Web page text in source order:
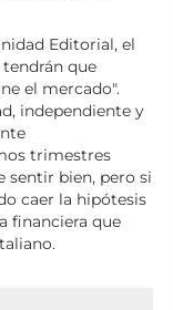
Editorial, el
tendrán que
el mercado".
independiente y
trimestres
sentir bien, pero si
caer la hipótesis
financiera que